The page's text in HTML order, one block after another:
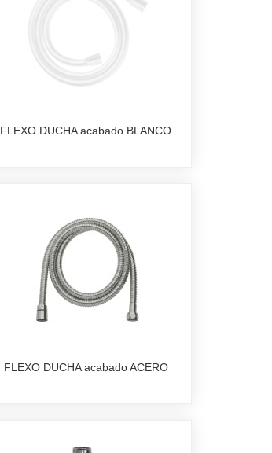
FLEXO DUCHA acabado BLANCO
FLEXO DUCHA acabado ACERO